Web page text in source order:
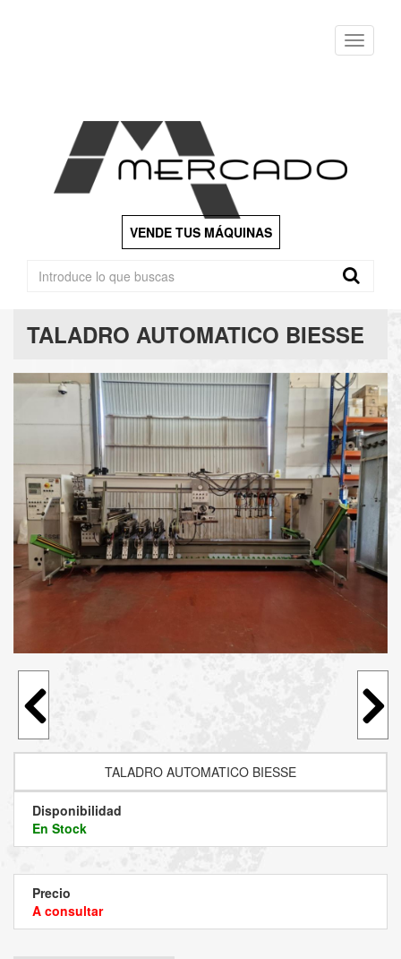
Menu
VENDE TUS MÁQUINAS
TALADRO AUTOMATICO BIESSE
TALADRO AUTOMATICO BIESSE
Disponibilidad
En Stock
Precio
A consultar